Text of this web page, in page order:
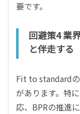
要です。
回避策4 業
と伴走する
Fit to standard
があります。特
応、BPRの推進